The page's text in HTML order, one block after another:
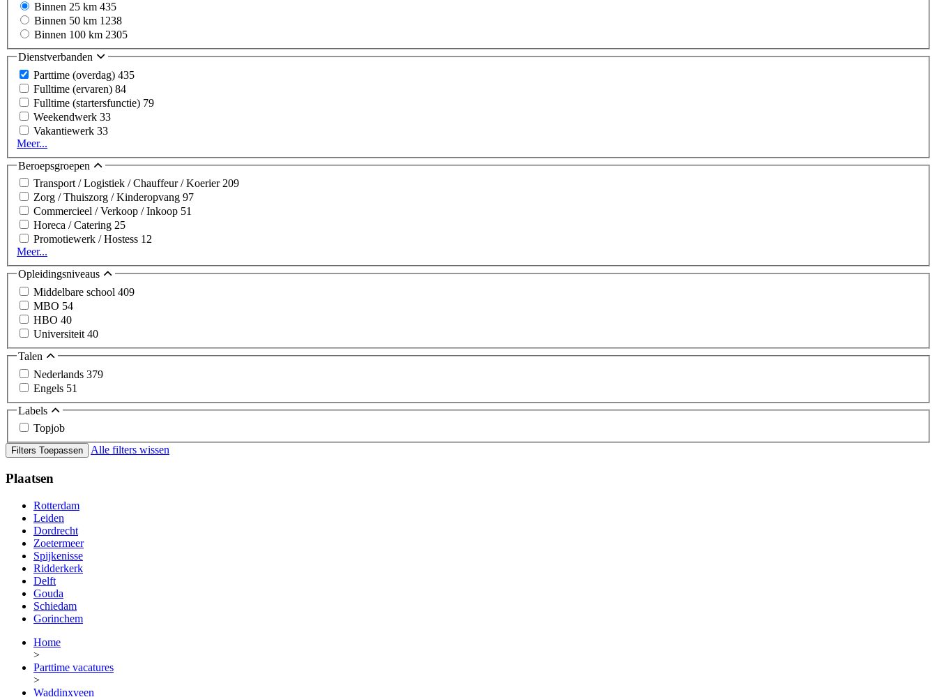
Binnen 25 km 435
Binnen 50 km 1238
Binnen 100 km 2305
Dienstverbanden
Parttime (overdag) 435
Fulltime (ervaren) 84
Fulltime (startersfunctie) 79
Weekendwerk 33
Vakantiewerk 33
Meer...
Beroepsgroepen
Transport / Logistiek / Chauffeur / Koerier209
Zorg / Thuiszorg / Kinderopvang 97
Commercieel / Verkoop / Inkoop 51
Horeca / Catering 25
Promotiewerk / Hostess 12
Meer...
Opleidingsniveaus
Middelbare school 409
MBO 54
HBO 40
Universiteit 40
Talen
Nederlands 379
Engels 51
Labels
Topjob
Filters Toepassen Alle filters wissen
Plaatsen
Rotterdam
Leiden
Dordrecht
Zoetermeer
Spijkenisse
Ridderkerk
Delft
Gouda
Schiedam
Gorinchem
Home
>
Parttime vacatures
>
Waddinxveen